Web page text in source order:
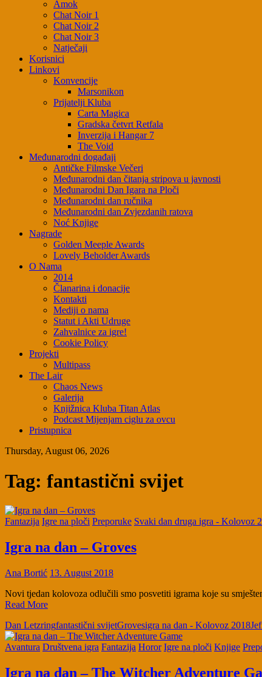
Amok
Chat Noir 1
Chat Noir 2
Chat Noir 3
Natječaji
Korisnici
Linkovi
Konvencije
Marsonikon
Prijatelji Kluba
Carta Magica
Gradska četvrt Retfala
Inverzija i Hangar 7
The Void
Međunarodni događaji
Antičke Filmske Večeri
Međunarodni dan čitanja stripova u javnosti
Međunarodni Dan Igara na Ploči
Međunarodni dan ručnika
Međunarodni dan Zvjezdanih ratova
Noć Knjige
Nagrade
Golden Meeple Awards
Lovely Beholder Awards
O Nama
2014
Članarina i donacije
Kontakti
Mediji o nama
Statut i Akti Udruge
Zahvalnice za igre!
Cookie Policy
Projekti
Multipass
The Lair
Chaos News
Galerija
Knjižnica Kluba Titan Atlas
Podcast Mijenjam ciglu za ovcu
Pristupnica
Thursday, August 06, 2026
Tag: fantastični svijet
Fantazija Igre na ploči Preporuke Svaki dan druga igra - Kolovoz
Igra na dan – Groves
Ana Bortić 13. August 2018
Novi tjedan kolovoza odlučili smo posvetiti igrama koje su
Read More
Dan Letzringfantastični svijetGrovesigra na dan - Kolovoz 2018
Avantura Društvena igra Fantazija Horor Igre na ploči Knjige
Igra na dan – The Witcher Adventure